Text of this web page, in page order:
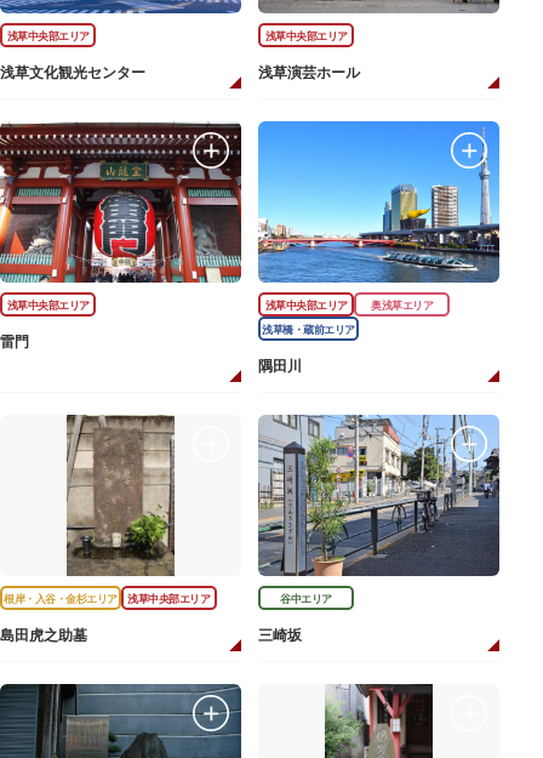
浅草中央部エリア
浅草文化観光センター
浅草中央部エリア
浅草演芸ホール
浅草中央部エリア
雷門
浅草中央部エリア
奥浅草エリア
浅草橋・蔵前エリア
隅田川
根岸・入谷・金杉エリア 浅草中央部エリア
島田虎之助墓
谷中エリア
三崎坂